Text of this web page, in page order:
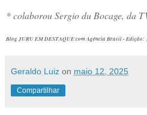
* colaborou Sergio du Bocage, da
Blog JURU EM DESTAQUE com Agência Brasil - Edição:
Geraldo Luiz on maio 12, 2025
Compartilhar